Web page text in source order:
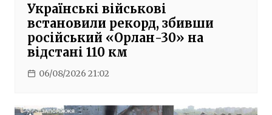
Українські військові
встановили рекорд, збивши
російський «Орлан-30» на
відстані 110 км
06/08/2026 21:02